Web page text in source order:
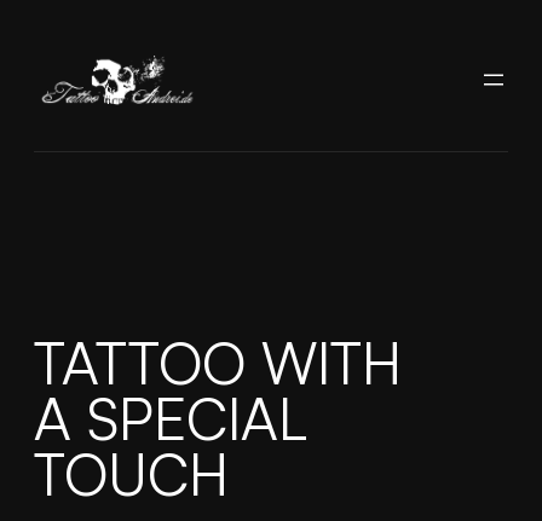
springen
TATTOO WITH
A SPECIAL
TOUCH